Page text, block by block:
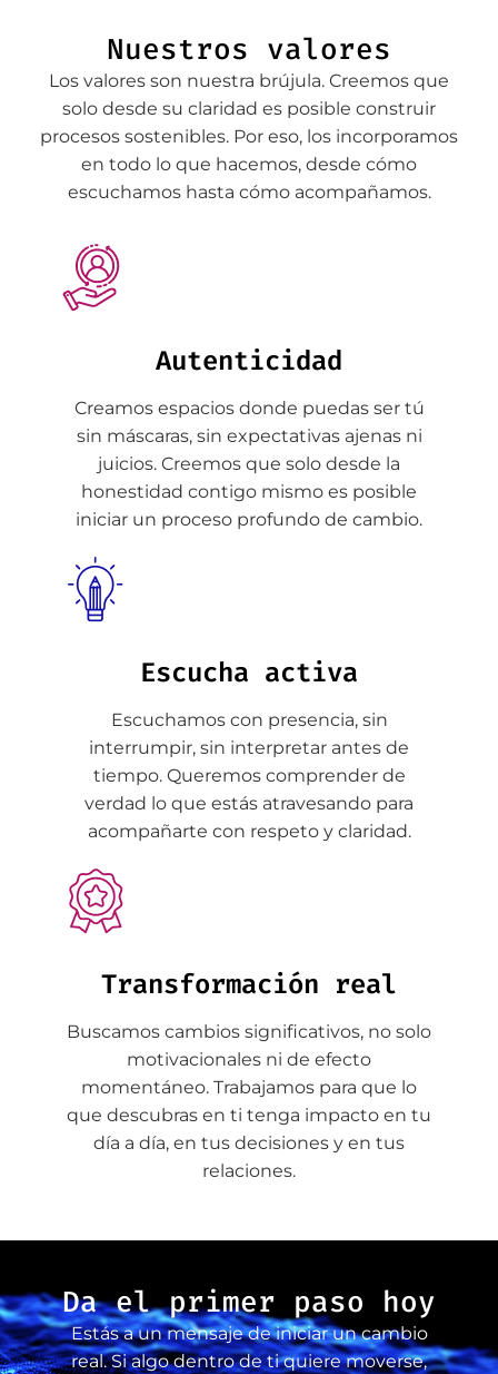
Nuestros valores
Los valores son nuestra brújula. Creemos que
solo desde su claridad es posible construir
procesos sostenibles. Por eso, los incorporamos
en todo lo que hacemos, desde cómo
escuchamos hasta cómo acompañamos.
Autenticidad
Creamos espacios donde puedas ser tú
sin máscaras, sin expectativas ajenas ni
juicios. Creemos que solo desde la
honestidad contigo mismo es posible
iniciar un proceso profundo de cambio.
Escucha activa
Escuchamos con presencia, sin
interrumpir, sin interpretar antes de
tiempo. Queremos comprender de
verdad lo que estás atravesando para
acompañarte con respeto y claridad.
Transformación real
Buscamos cambios significativos, no solo
motivacionales ni de efecto
momentáneo. Trabajamos para que lo
que descubras en ti tenga impacto en tu
día a día, en tus decisiones y en tus
relaciones.
Da el primer paso hoy
Estás a un mensaje de iniciar un cambio
real. Si algo dentro de ti quiere moverse,